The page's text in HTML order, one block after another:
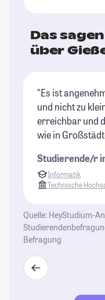
Das
über
"Es ist
und nicht zu
erreichbar und
wie in
Studierende/r
Informatik
Technische
Quelle: HeyStudium-
Befragung